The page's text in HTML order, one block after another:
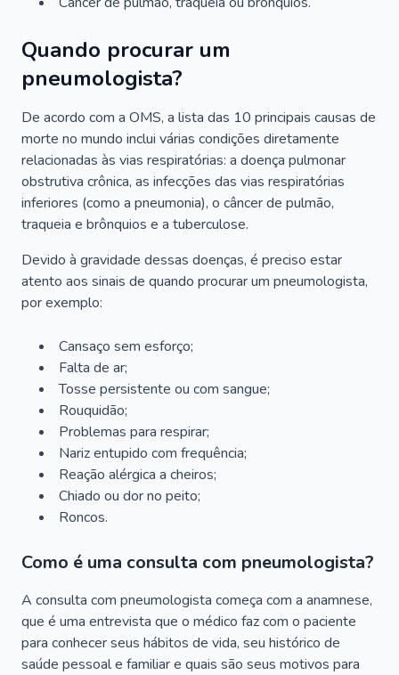
Quando procurar um
pneumologista?
De acordo com a OMS, a lista das 10 principais causas de
morte no mundo inclui várias condições diretamente
relacionadas às vias respiratórias: a doença pulmonar
obstrutiva crônica, as infecções das vias respiratórias
inferiores (como a pneumonia), o câncer de pulmão,
traqueia e brônquios e a tuberculose.
Devido à gravidade dessas doenças, é preciso estar
atento aos sinais de quando procurar um pneumologista,
por exemplo:
Cansaço sem esforço;
Falta de ar;
Tosse persistente ou com sangue;
Rouquidão;
Problemas para respirar;
Nariz entupido com frequência;
Reação alérgica a cheiros;
Chiado ou dor no peito;
Roncos.
Como é uma consulta com pneumologista?
A consulta com pneumologista começa com a anamnese,
que é uma entrevista que o médico faz com o paciente
para conhecer seus hábitos de vida, seu histórico de
saúde pessoal e familiar e quais são seus motivos para